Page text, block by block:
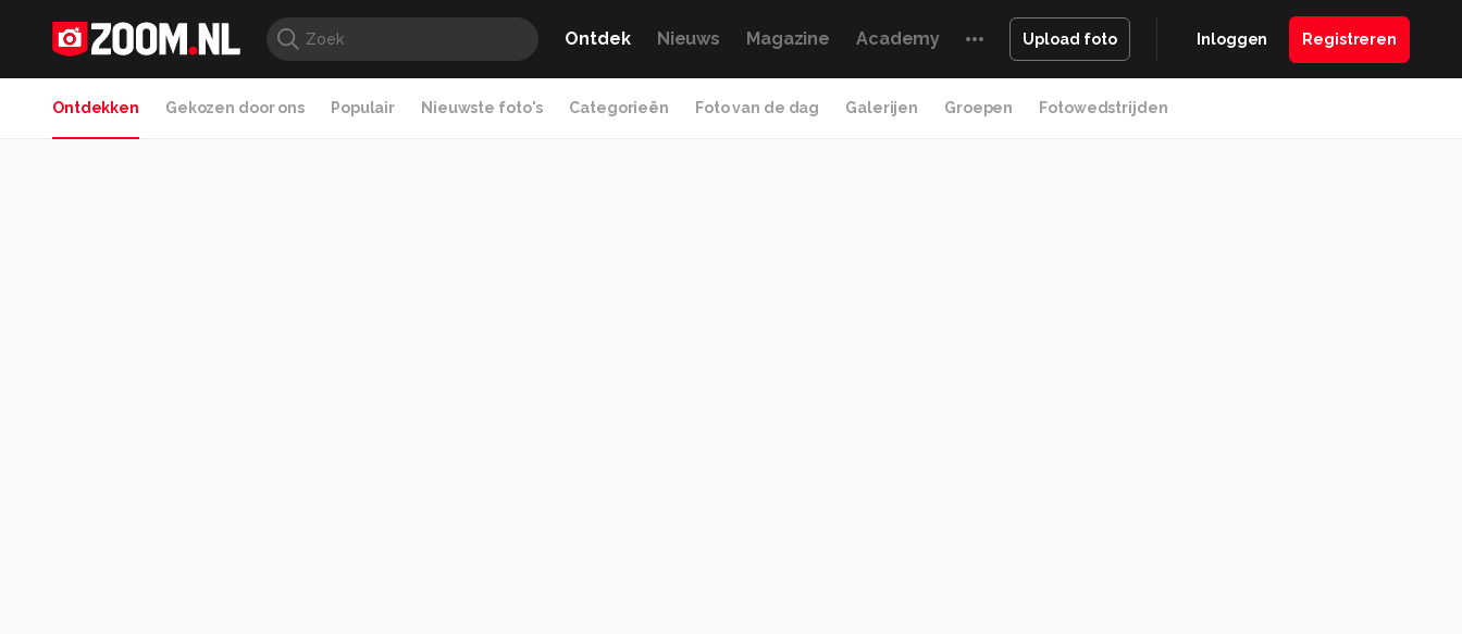
Ontdek Nieuws Magazine Academy Upload foto Inloggen Registreren
Ontdekken Gekozen door ons Populair Nieuwste foto's Categorieën Foto van de dag Galerijen Groepen Fotowedstrijden